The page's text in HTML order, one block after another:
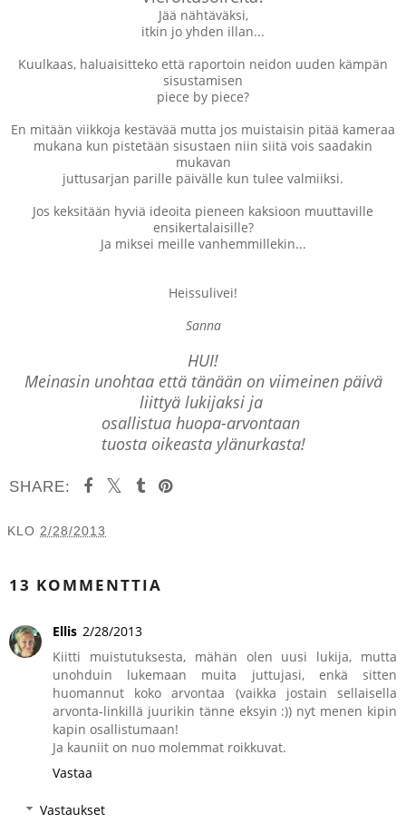
Jää nähtäväksi,
itkin jo yhden illan...
Kuulkaas, haluaisitteko että raportoin neidon uuden kämpän
sisustamisen
piece by piece?
En mitään viikkoja kestävää mutta jos muistaisin pitää kameraa
mukana kun pistetään sisustaen niin siitä vois saadakin
mukavan
juttusarjan parille päivälle kun tulee valmiiksi.
Jos keksitään hyviä ideoita pieneen kaksioon muuttaville
ensikertalaisille?
Ja miksei meille vanhemmillekin...
Heissulivei!
Sanna
HUI!
Meinasin unohtaa että tänään on viimeinen päivä
liittyä lukijaksi ja
osallistua huopa-arvontaan
tuosta oikeasta ylänurkasta!
SHARE:
KLO 2/28/2013
13 KOMMENTTIA
Ellis 2/28/2013
Kiitti muistutuksesta, mähän olen uusi lukija, mutta
unohduin lukemaan muita juttujasi, enkä sitten
huomannut koko arvontaa (vaikka jostain sellaisella
arvonta-linkillä juurikin tänne eksyin :)) nyt menen kipin
kapin osallistumaan!
Ja kauniit on nuo molemmat roikkuvat.
Vastaa
Vastaukset